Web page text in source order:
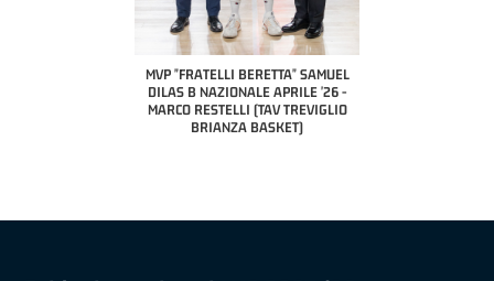
MVP "FRATELLI BERETTA" SAMUEL
DILAS B NAZIONALE APRILE '26 -
MARCO RESTELLI (TAV TREVIGLIO
BRIANZA BASKET)